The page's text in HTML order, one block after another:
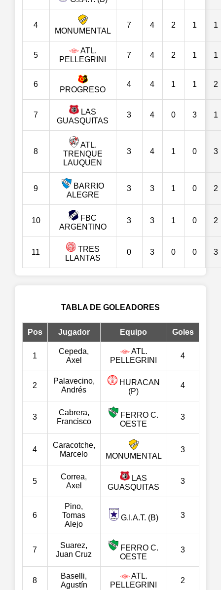
4
MONUMENTAL
7 4 2 1 1
5
ATL.
PELLEGRINI
7 4 2 1 1
6
PROGRESO
4 4 1 1 2
7
LAS
GUASQUITAS
3 4 0 3 1
8
ATL.
TRENQUE
LAUQUEN
3 4 1 0 3
9
BARRIO
ALEGRE
3 3 1 0 2
10
FBC
ARGENTINO
3 3 1 0 2
11
TRES
LLANTAS
0 3 0 0 3
TABLA DE GOLEADORES
Pos Jugador Equipo Goles
1
Cepeda,
Axel
ATL.
PELLEGRINI
4
2
Palavecino,
Andrés
HURACAN
(P)
4
3
Cabrera,
Francisco
FERRO C.
OESTE
3
4
Caracotche,
Marcelo
MONUMENTAL
3
5
Correa,
Axel
LAS
GUASQUITAS
3
6
Pino,
Tomas
Alejo
G.I.A.T. (B) 3
7
Suarez,
Juan Cruz
FERRO C.
OESTE
3
8
Baselli,
Agustín
ATL.
PELLEGRINI
2